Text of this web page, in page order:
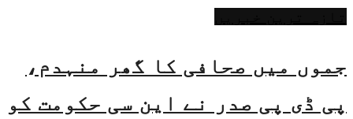
جموں میں صحافی کا گھر منہدم،
پی ڈی پی صدر نے این سی حکومت کو